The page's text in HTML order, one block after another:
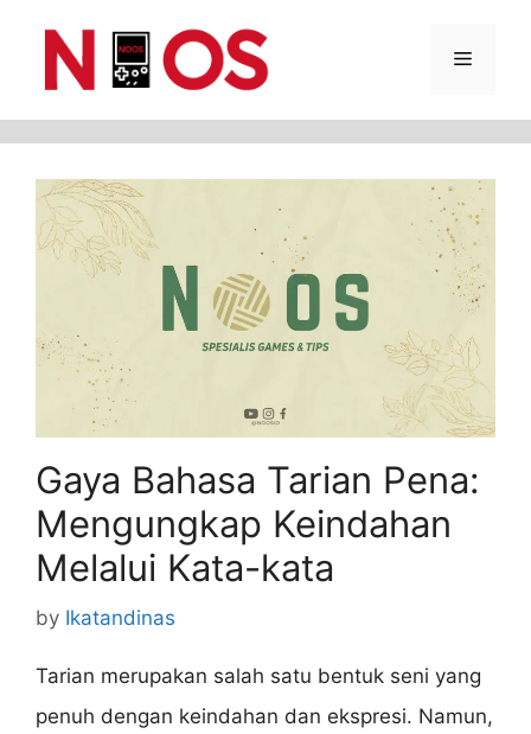
Menu
Gaya Bahasa Tarian Pena:
Mengungkap Keindahan
Melalui Kata-kata
by Ikatandinas
Tarian merupakan salah satu bentuk seni yang
penuh dengan keindahan dan ekspresi. Namun,